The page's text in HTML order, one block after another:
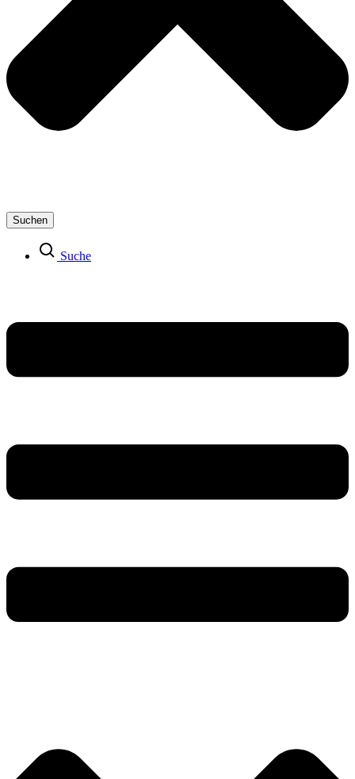
Suchen
Suche